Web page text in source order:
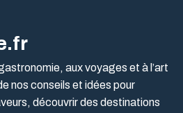
aux voyages et à l’art
nos conseils et idées pour
découvrir des destinations